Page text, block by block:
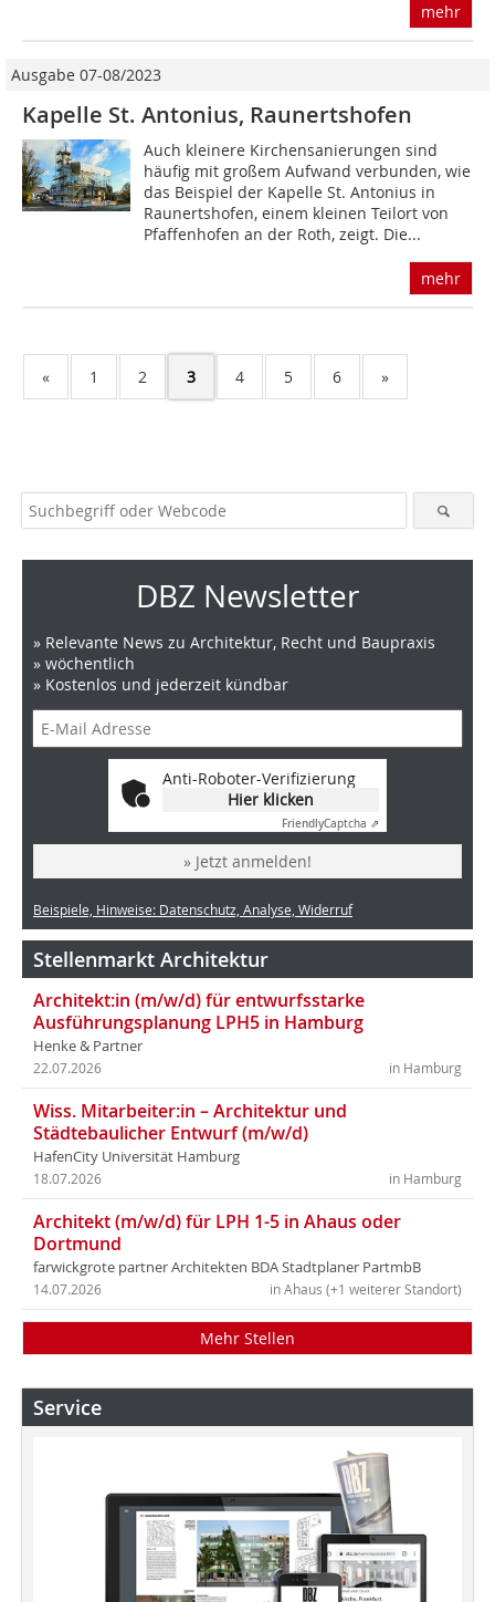
mehr
Ausgabe 07-08/2023
Kapelle St. Antonius, Raunertshofen
Auch kleinere Kirchensanierungen sind
häufig mit großem Aufwand verbunden, wie
das Beispiel der Kapelle St. Antonius in
Raunertshofen, einem kleinen Teilort von
Pfaffenhofen an der Roth, zeigt. Die...
mehr
« 1 2 3 4 5 6 »
DBZ Newsletter
» Relevante News zu Architektur, Recht und Baupraxis
» wöchentlich
» Kostenlos und jederzeit kündbar
Anti-Roboter-Verifizierung
Hier klicken
FriendlyCaptcha ⇗
» Jetzt anmelden!
Beispiele, Hinweise: Datenschutz, Analyse, Widerruf
Stellenmarkt Architektur
Architekt:in (m/w/d) für entwurfsstarke
Ausführungsplanung LPH5 in Hamburg
Henke & Partner
in Hamburg
22.07.2026
Wiss. Mitarbeiter:in – Architektur und
Städtebaulicher Entwurf (m/w/d)
HafenCity Universität Hamburg
in Hamburg
18.07.2026
Architekt (m/w/d) für LPH 1-5 in Ahaus oder
Dortmund
farwickgrote partner Architekten BDA Stadtplaner PartmbB
in Ahaus (+1 weiterer Standort)
14.07.2026
Mehr Stellen
Service